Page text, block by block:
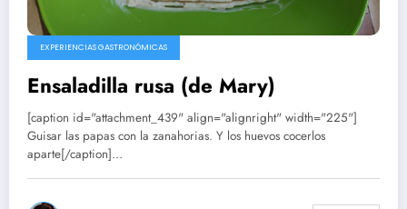
EXPERIENCIAS GASTRONÓMICAS
Ensaladilla rusa (de Mary)
[caption id="attachment_439" align="alignright" width="225"]
Guisar las papas con la zanahorias. Y los huevos cocerlos
aparte[/caption]…